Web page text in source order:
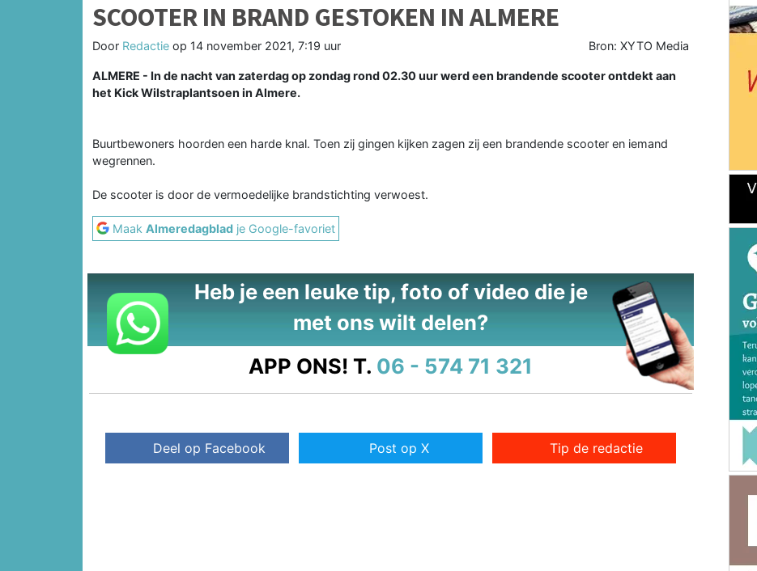
SCOOTER IN BRAND GESTOKEN IN ALMERE
Door Redactie op 14 november 2021, 7:19 uur Bron: XYTO Media
ALMERE - In de nacht van zaterdag op zondag rond 02.30 uur werd een brandende scooter ontdekt aan
het Kick Wilstraplantsoen in Almere.
Buurtbewoners hoorden een harde knal. Toen zij gingen kijken zagen zij een brandende scooter en iemand
wegrennen.
De scooter is door de vermoedelijke brandstichting verwoest.
Maak Almeredagblad je Google-favoriet
Heb je een leuke tip, foto of video die je
met ons wilt delen?
APP ONS! T. 06 - 574 71 321
Deel op Facebook Post op X Tip de redactie